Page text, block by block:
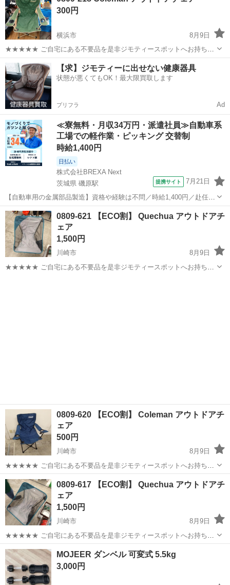
ち込めます！ ※詳細はこ...
300円
横浜市
8月9日
★★★★★ ご自宅にある不要品を是非ジモティースポットへお持ち込
みしませんか？ 家電、趣味・スポーツ・レジャー用品、こども用品、
衣料服飾品、生活雑貨、家具、本、CD・DVDなどが無料でまとめて持
ち込めます！ ※詳細はこ...
神奈川 横浜市 その他 Coleman
【求】ジモティーに出せない健康器具
状態が悪くてもOK！最大限買取します
プリフラ Ad
≪寮無料・月収34万円・派遣社員≫自動車系
工場での軽作業・ピッキング 交替制
時給1,400円
日払い
株式会社BREXA Next
茨城県 磯原駅
提携サイト 7月21日
【自動車用の金属部品製造】資格や経験は不問／時給1,400円／赴任旅
費会社負担／正社員登用のチャンスあり／食堂利用可能／マイカー通
勤OK《茨城県茨城市》 人気の工場のお仕事 ◇トラックの金属部品の
製造◇ ★トラックの金属...
茨城 北茨城市 磯原駅 その他
0809-621 【ECO割】 Quechua アウトドアチ
ェア
1,500円
川崎市
8月9日
★★★★★ ご自宅にある不要品を是非ジモティースポットへお持ち込
0809-620 【ECO割】 Coleman アウトドアチ
ェア
500円
川崎市
8月9日
★★★★★ ご自宅にある不要品を是非ジモティースポットへお持ち込
みしませんか？ 家電、趣味・スポーツ・レジャー用品、こども用品、
衣料服飾品、生活雑貨、家具、本、CD・DVDなどが無料でまとめて持
ち込めます！ ※詳細はこ...
神奈川 川崎市 Coleman
0809-617 【ECO割】 Quechua アウトドアチ
ェア
1,500円
川崎市
8月9日
★★★★★ ご自宅にある不要品を是非ジモティースポットへお持ち込
みしませんか？ 家電、趣味・スポーツ・レジャー用品、こども用品、
衣料服飾品、生活雑貨、家具、本、CD・DVDなどが無料でまとめて持
ち込めます！ ※詳細はこ...
神奈川 川崎市 スポーツ アウトドア
MOJEER ダンベル 可変式 5.5kg
3,000円